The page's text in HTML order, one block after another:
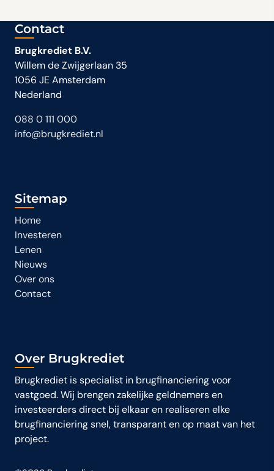
Contact
Brugkrediet B.V.
Willem de Zwijgerlaan 35
1056 JE Amsterdam
Nederland
088 0 111 000
info@brugkrediet.nl
Sitemap
Home
Investeren
Lenen
Nieuws
Over ons
Contact
Over Brugkrediet
Brugkrediet is specialist in brugfinanciering voor
vastgoed. Wij brengen zakelijke geldnemers en
investeerders direct bij elkaar en realiseren elke
brugfinanciering snel, transparant en op maat van het
project.